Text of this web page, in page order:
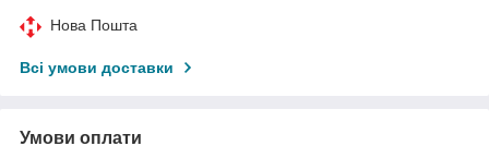
Нова Пошта
Всі умови доставки
Умови оплати